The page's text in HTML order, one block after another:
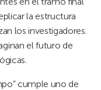
la estructura
los investigadores.
el futuro de
cumple uno de